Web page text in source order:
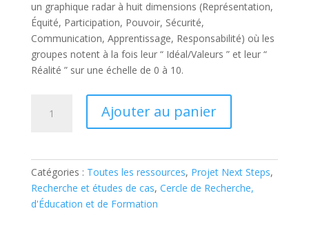
un graphique radar à huit dimensions (Représentation,
Équité, Participation, Pouvoir, Sécurité,
Communication, Apprentissage, Responsabilité) où les
groupes notent à la fois leur “ Idéal/Valeurs ” et leur “
Réalité ” sur une échelle de 0 à 10.
Inclusivity
Self
Ajouter au panier
Catégories : Toutes les ressources, Projet Next Steps,
Recherche et études de cas, Cercle de Recherche,
d'Éducation et de Formation